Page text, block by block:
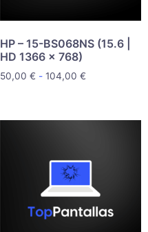
HP – 15-BS068NS (15.6 |
HD 1366 x 768)
50,00 € - 104,00 €